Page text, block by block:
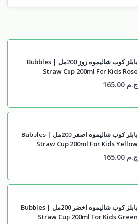
بابلز كوب شاليموه روز 200مل | Bubbles
Straw Cup 200ml For Kids Rose
ج.م 165.00
بابلز كوب شاليموه اصفر 200مل | Bubbles
Straw Cup 200ml For Kids Yellow
ج.م 165.00
بابلز كوب شاليموه اخضر 200مل | Bubbles
Straw Cup 200ml For Kids Green